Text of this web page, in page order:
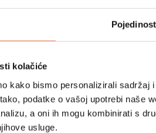
kolačiće
kako bismo personalizirali sadržaj
podatke o vašoj upotrebi naše
a oni ih mogu kombinirati s
usluge.